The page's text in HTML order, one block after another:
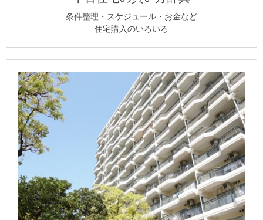
条件整理・スケジュール・お金など
住宅購入のいろいろ